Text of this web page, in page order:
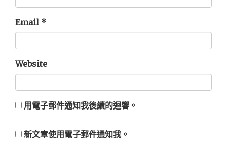
Email *
Website
用電子郵件通知我後續的迴響。
新文章使用電子郵件通知我。